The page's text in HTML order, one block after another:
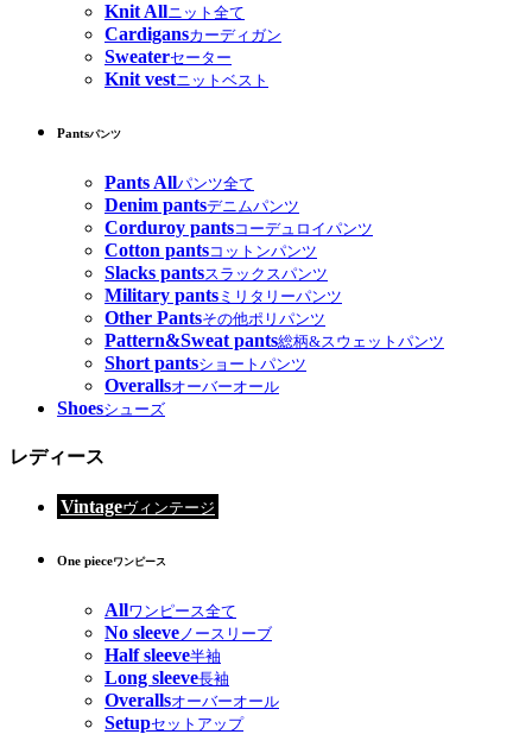
Knit Allニット全て
Cardigansカーディガン
Sweaterセーター
Knit vestニットベスト
Pantsパンツ
Pants Allパンツ全て
Denim pantsデニムパンツ
Corduroy pantsコーデュロイパンツ
Cotton pantsコットンパンツ
Slacks pantsスラックスパンツ
Military pants ミリタリーパンツ
Other Pantsその他ポリパンツ
Pattern&Sweat pants総柄&スウェットパンツ
Short pantsショートパンツ
Overallsオーバーオール
Shoesシューズ
レディース
Vintageヴィンテージ
One pieceワンピース
Allワンピース全て
No sleeve ノースリーブ
Half sleeve半袖
Long sleeve長袖
Overallsオーバーオール
Setupセットアップ